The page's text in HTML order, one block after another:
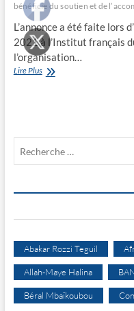
bénéficie du soutien et de
L’annonce a été faite lors
2021 à l’Institut français
l’organisation…
Lire PlusLe
septembre
Abakar Rozzi Teguil
Allah-Maye Halina
Béral Mbaïkoubou